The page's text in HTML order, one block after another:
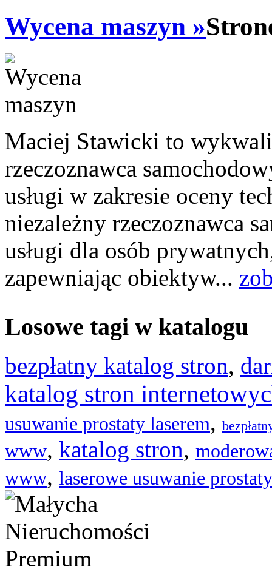
Wycena maszyn »
Maciej Stawicki to
rzeczoznawca
usługi w zakresie oceny
niezależny rzeczoznawca
usługi dla osób
zapewniając obiektyw...
Losowe tagi w katalogu
bezpłatny katalog stron,
katalog stron
usuwanie prostaty laserem,
www, katalog stron,
www, laserowe usuwanie prostaty